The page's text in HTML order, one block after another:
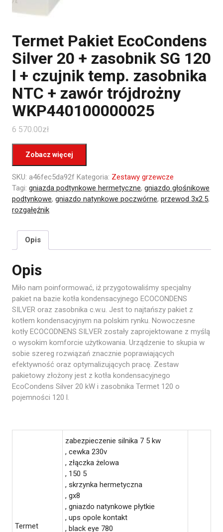
Termet Pakiet EcoCondens
Silver 20 + zasobnik SG 120
l + czujnik temp. zasobnika
NTC + zawór trójdrożny
WKP440100000025
6 570.00zł
Zobacz więcej
SKU: a46fec5da92f Kategoria: Zestawy grzewcze
Tagi: gniazda podtynkowe hermetyczne, gniazdo głośnikowe
podtynkowe, gniazdo natynkowe poczwórne, przewod 3x2.5,
rozgałęźnik
Opis
Opis
Miło nam poinformować, iż przygotowaliśmy specjalny
pakiet na bazie kotła kondensacyjnego ECOCONDENS
SILVER oraz zasobnika c.w.u. Jest to najtańszy pakiet z
kotłem kondensacyjnym na polskim rynku. Nowoczesne
kotły ECOCODNENS SILVER zostały zaprojektowane z myślą
o wysokim komforcie użytkowania. Urządzenie to skupia w
sobie szereg rozwiązań znacznie poprawiających
efektywność oraz optymalizujących pracę. Zestaw
pakietowy złożony jest z kotła kondensacyjnego
EcoCondens Silver 20 kW i zasobnika Termet 120 o
pojemności 120 l.
Termet
zabezpieczenie silnika 7 5 kw
, cewka 230v
, złączka żelowa
, 150 5
, skrzynka hermetyczna
, gx8
, gniazdo natynkowe płytkie
, ups opole kontakt
, black eye 780